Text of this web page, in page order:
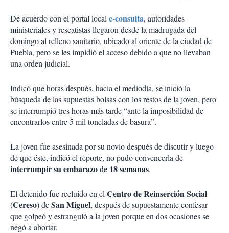
De acuerdo con el portal local e-consulta, autoridades
ministeriales y rescatistas llegaron desde la madrugada del
domingo al relleno sanitario, ubicado al oriente de la ciudad de
Puebla, pero se les impidió el acceso debido a que no llevaban
una orden judicial.
Indicó que horas después, hacia el mediodía, se inició la
búsqueda de las supuestas bolsas con los restos de la joven, pero
se interrumpió tres horas más tarde “ante la imposibilidad de
encontrarlos entre 5 mil toneladas de basura”.
La joven fue asesinada por su novio después de discutir y luego
de que éste, indicó el reporte, no pudo convencerla de
interrumpir suembarazode 18 semanas.
El detenido fue recluido en el Centro de Reinserción Social
(Cereso) deSan Miguel, después de supuestamente confesar
que golpeó y estranguló a la joven porque en dos ocasiones se
negó a abortar.